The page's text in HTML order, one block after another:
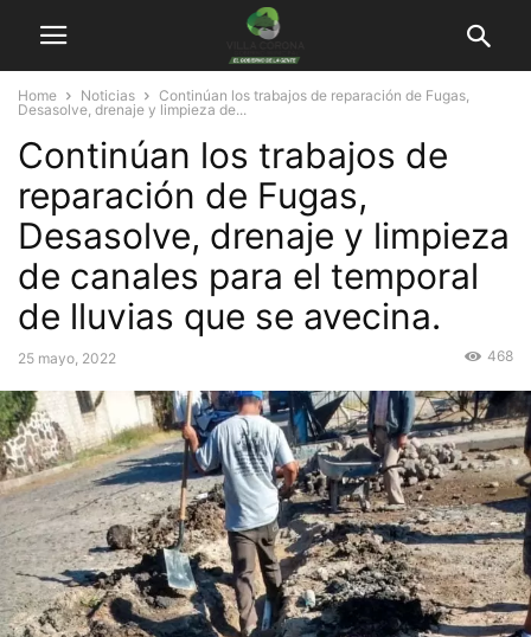
Home Noticias
Continúan los trabajos de reparación de Fugas,
Desasolve, drenaje y limpieza de...
Continúan los trabajos de
reparación de Fugas,
Desasolve, drenaje y limpieza
de canales para el temporal
de lluvias que se avecina.
25 mayo, 2022 468